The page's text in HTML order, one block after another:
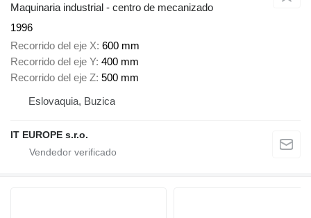
Maquinaria industrial - centro de mecanizado
1996
Recorrido del eje X 600 mm
Recorrido del eje Y 400 mm
Recorrido del eje Z 500 mm
Eslovaquia, Buzica
IT EUROPE s.r.o.